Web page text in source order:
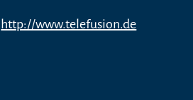
http://www.telefusion.de